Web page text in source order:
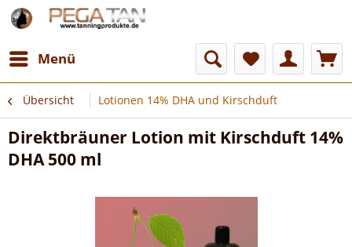
Menü
Übersicht Lotionen 14% DHA und Kirschduft
Direktbräuner Lotion mit Kirschduft 14%
DHA 500 ml